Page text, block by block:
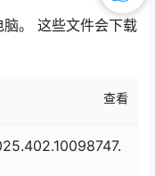
。 这些文件会下载
查看